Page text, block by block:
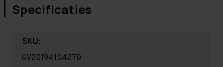
Specificaties
SKU:
GV20194104270